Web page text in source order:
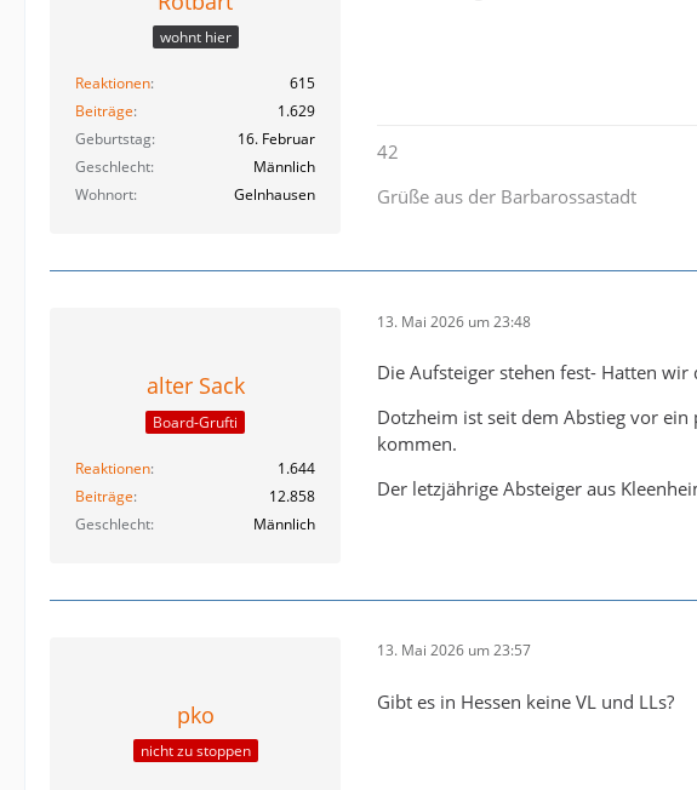
wohnt hier
Reaktionen
615
Beiträge
1.629
Geburtstag
16. Februar
Geschlecht
Männlich
Wohnort
Gelnhausen
42
Grüße aus der Barbarossastadt
alter Sack
Board-Grufti
Reaktionen
1.644
Beiträge
12.858
Geschlecht
Männlich
13. Mai 2026 um 23:48
Die Aufsteiger stehen fest- Hatten wir
Dotzheim ist seit dem Abstieg vor
kommen.
Der letzjährige Absteiger aus
pko
nicht zu stoppen
13. Mai 2026 um 23:57
Gibt es in Hessen keine VL und LLs?